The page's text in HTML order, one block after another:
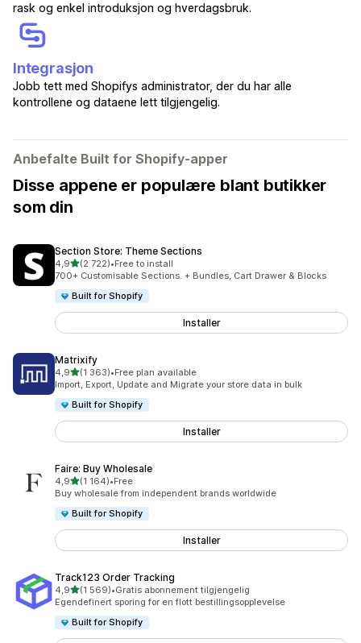
rask og enkel introduksjon og hverdagsbruk.
Integrasjon
Jobb tett med Shopifys administrator, der du har alle
kontrollene og dataene lett tilgjengelig.
Anbefalte Built for Shopify-apper
Disse appene er populære blant butikker
som din
Section Store: Theme Sections
4,9av 5 stjerner
(2 722)
Totalt 2722 omtaler
•Free to install
700+ Customisable Sections. + Bundles, Cart Drawer & Blocks
Built for Shopify
Installer
Matrixify
4,9av 5 stjerner
(1 363)
Totalt 1363 omtaler
•Free plan available
Import, Export, Update and Migrate your store data in bulk
Built for Shopify
Installer
Faire: Buy Wholesale
4,9av 5 stjerner
(1 164)
Totalt 1164 omtaler
•Free
Buy wholesale from independent brands worldwide
Built for Shopify
Installer
Track123 Order Tracking
4,9av 5 stjerner
(1 569)
Totalt 1569 omtaler
•Gratis abonnement tilgjengelig
Egendefinert sporing for en flott bestillingsopplevelse
Built for Shopify